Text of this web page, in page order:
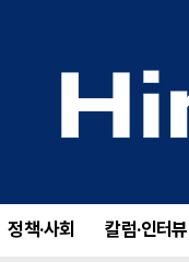
정책·사회 칼럼·인터뷰